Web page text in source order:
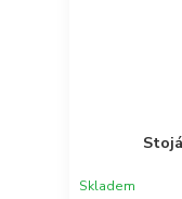
Skladem